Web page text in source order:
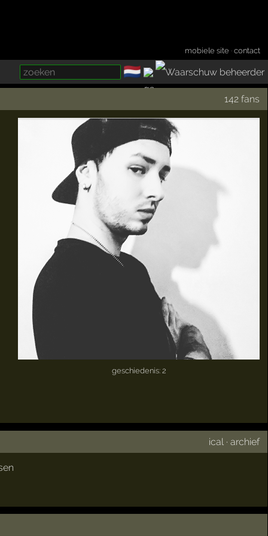
mobiele site ·contact
🇳🇱
142 fans
geschiedenis: 2
ical ·archief